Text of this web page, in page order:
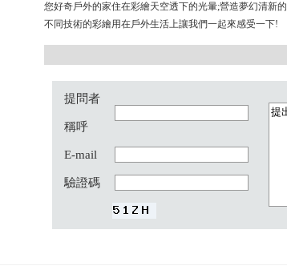
您好奇戶外的家住在彩繪天空透下的光暈;營造夢幻清新
不同技術的彩繪用在戶外生活上讓我們一起來感受一下!
提問者
稱呼
E-mail
驗證碼